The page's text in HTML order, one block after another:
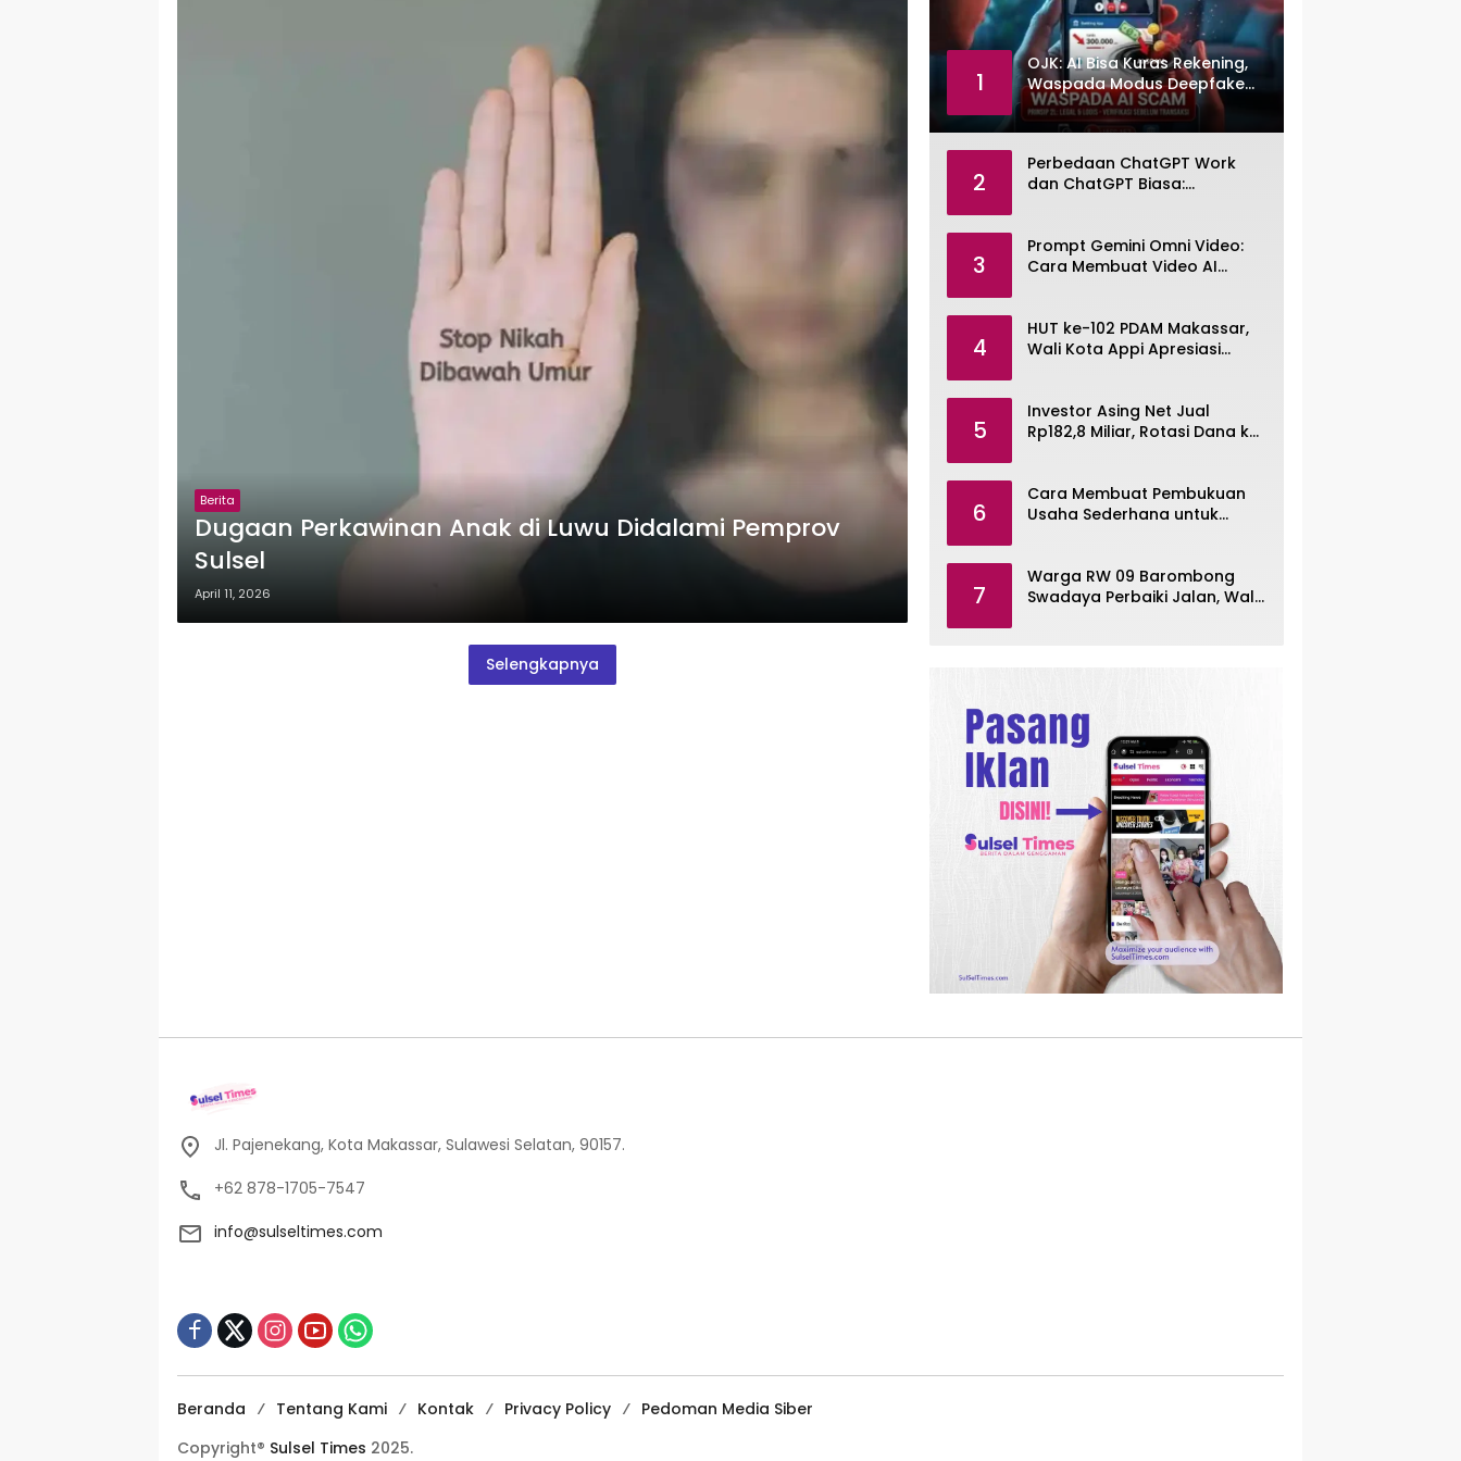
Berita
Dugaan Perkawinan Anak di Luwu Didalami Pemprov
Sulsel
April 11, 2026
Selengkapnya
1
OJK: AI Bisa Kuras Rekening,
Waspada Modus Deepfake
dan Voice Cloning
2
Perbedaan ChatGPT Work
dan ChatGPT Biasa:
3
Prompt Gemini Omni Video:
Cara Membuat Video AI
4
HUT ke-102 PDAM Makassar,
Wali Kota Appi Apresiasi
5
Investor Asing Net Jual
Rp182,8 Miliar, Rotasi Dana ke
6
Cara Membuat Pembukuan
Usaha Sederhana untuk
7
Warga RW 09 Barombong
Swadaya Perbaiki Jalan, Wali
Jl. Pajenekang, Kota Makassar, Sulawesi Selatan, 90157.
+62 878-1705-7547
info@sulseltimes.com
Beranda Tentang Kami Kontak Privacy Policy
Pedoman Media Siber
Copyright® Sulsel Times 2025.